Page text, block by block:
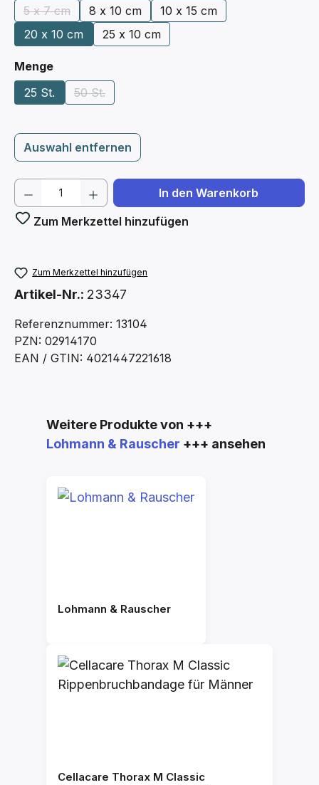
5 x 7 cm
(Diese Option ist zurzeit nicht verfügbar.)
8 x 10 cm
10 x 15 cm
20 x 10 cm
25 x 10 cm
Mengeauswählen
25 St.
50 St.
(Diese Option ist zurzeit nicht verfügbar.)
Auswahl entfernen
Produkt Anzahl: Gib den gewünschten
In den Warenkorb
Zum Merkzettel hinzufügen
Zum Merkzettel hinzufügen
Artikel-Nr.: 23347
Referenznummer: 13104
PZN: 02914170
EAN / GTIN: 4021447221618
Produktgalerie überspringen
Weitere Produkte von +++
Lohmann & Rauscher +++ ansehen
Lohmann & Rauscher
Cellacare Thorax M Classic